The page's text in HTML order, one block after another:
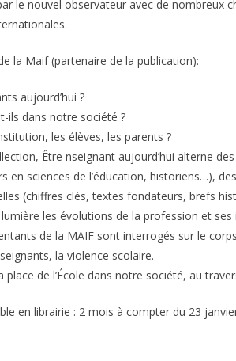
le nouvel observateur avec de nombreux
la Maif (partenaire de la publication):
aujourd’hui ?
ils dans notre société ?
les élèves, les parents ?
Être nseignant aujourd’hui alterne
en sciences de l’éducation, historiens…),
(chiffres clés, textes fondateurs, brefs
les évolutions de la profession et
de la MAIF sont interrogés sur le
la violence scolaire.
place de l’École dans notre société, au
en librairie : 2 mois à compter du 23